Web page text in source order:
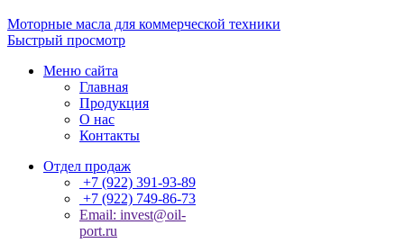
Моторные масла для коммерческой техники
Быстрый просмотр
Меню сайта
Главная
Продукция
О нас
Контакты
Отдел продаж
+7 (922) 391-93-89
+7 (922) 749-86-73
Email: invest@oil-
port.ru